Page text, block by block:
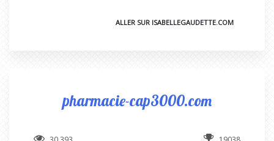
ALLER SUR ISABELLEGAUDETTE.COM
pharmacie-cap3000.com